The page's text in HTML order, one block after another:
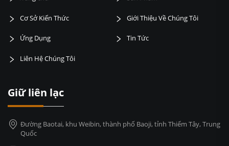
Cơ Sở Kiến Thức Giới Thiệu Về Chúng Tôi
Ứng Dụng Tin Tức
Liên Hệ Chúng Tôi
Giữ liên lạc
Đường Baotai, khu Weibin, thành phố Baoji, tỉnh Thiểm Tây, Trung
Quốc